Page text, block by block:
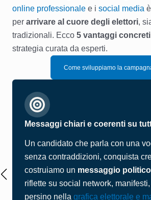
online professionale e i social media
per arrivare al cuore degli elettori,
tradizionali. Ecco 5 vantaggi concreti
strategia curata da esperti.
Come sviluppiamo la
Messaggi chiari e coerenti su
Un candidato che parla con una
senza contraddizioni, conquista
costruiamo un messaggio
riflette su social network,
persino nella grafica elettorale e